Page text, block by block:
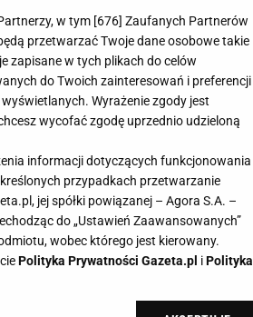
w tym [676] Zaufanych Partnerów
przetwarzać Twoje dane osobowe takie
zapisane w tych plikach do celów
do Twoich zainteresowań i preferencji
Wyrażenie zgody jest
wycofać zgodę uprzednio udzieloną
informacji dotyczących funkcjonowania
przypadkach przetwarzanie
jej spółki powiązanej – Agora S.A. –
do „Ustawień Zaawansowanych”
wobec którego jest kierowany.
Polityka Prywatności Gazeta.pl iPolityka